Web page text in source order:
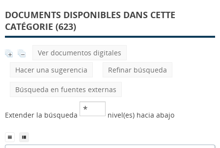
DOCUMENTS DISPONIBLES DANS CETTE
CATÉGORIE (623)
Ver documentos digitales
Hacer una sugerencia
Refinar búsqueda
Búsqueda en fuentes externas
Extender la búsqueda nivel(es) hacia abajo